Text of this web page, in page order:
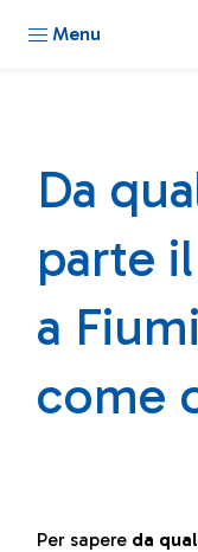
Menu
Da
parte
a
come
Per sapere da